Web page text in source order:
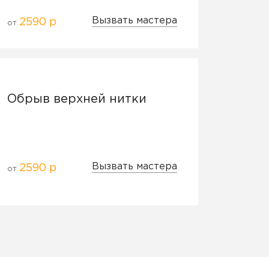
от 2590 р Вызвать мастера
Обрыв верхней нитки
от 2590 р Вызвать мастера